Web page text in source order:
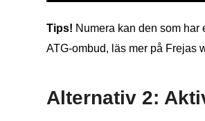
Tips! Numera kan den som har
ATG-ombud, läs mer på Frejas
Alternativ 2: